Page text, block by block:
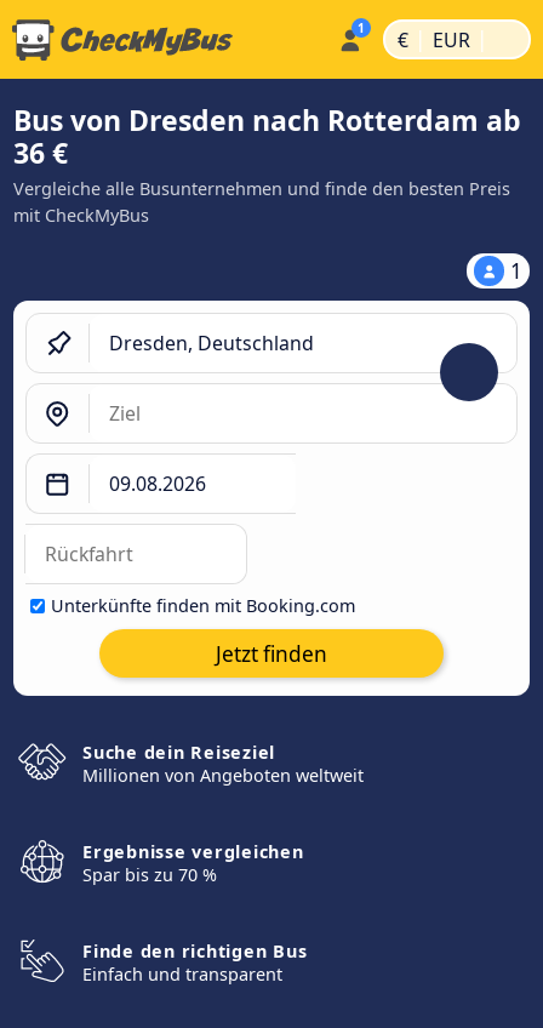
€ | EUR |
Bus von Dresden nach Rotterdam ab
36 €
Vergleiche alle Busunternehmen und finde den besten Preis
mit CheckMyBus
1
Unterkünfte finden mit Booking.com
Jetzt finden
Suche dein Reiseziel
Millionen von Angeboten weltweit
Ergebnisse vergleichen
Spar bis zu 70 %
Finde den richtigen Bus
Einfach und transparent